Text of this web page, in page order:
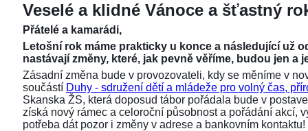
Veselé a klidné Vánoce a šťastný
Přátelé a kamarádi,
Letošní rok máme prakticky u konce a následující už
nastávají změny, které, jak pevně věříme, budou jen a
Zásadní změna bude v provozovateli, kdy se měníme v
součástí Duhy - sdružení dětí a mládeže pro volný čas,
Skanska ŽS, která doposud tábor pořádala bude v
získá nový rámec a celoroční působnost a pořádání akcí,
potřeba dát pozor i změny v adrese a bankovním kontaktu!